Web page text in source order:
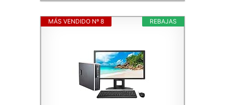
REBAJAS
MÁS VENDIDO Nº 8